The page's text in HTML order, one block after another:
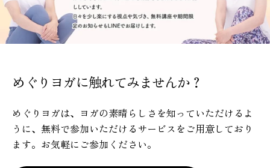
めぐりヨガに触れてみませんか？
めぐりヨガは、ヨガの素晴らしさを知っていただけるよ
うに、無料で参加いただけるサービスをご用意しており
ます。お気軽にご参加ください。